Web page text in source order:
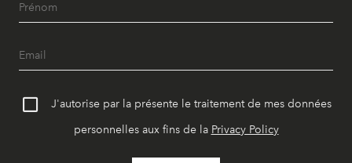
J'autorise par la présente le traitement de mes données
personnelles aux fins de la Privacy Policy